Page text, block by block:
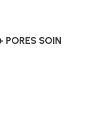
PORES SOIN